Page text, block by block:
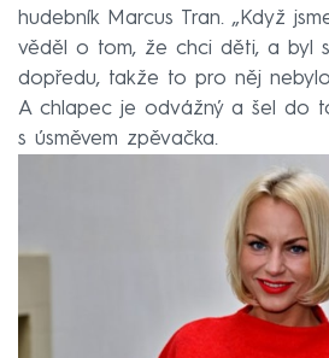
hudebník Marcus Tran. „Když
věděl o tom, že chci děti, a byl
dopředu, takže to pro něj
A chlapec je odvážný a šel do
s úsměvem zpěvačka.